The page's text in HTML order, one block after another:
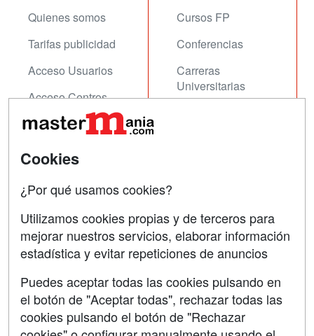
Quienes somos
Tarifas publicidad
Acceso Usuarios
Acceso Centros
Cursos FP
Conferencias
Carreras
Universitarias
Contactar
Copyleft
Grupo formazion:
Cookies
¿Por qué usamos cookies?
Utilizamos cookies propias y de terceros para
mejorar nuestros servicios, elaborar información
estadística y evitar repeticiones de anuncios
Puedes aceptar todas las cookies pulsando en
el botón de "Aceptar todas", rechazar todas las
cookies pulsando el botón de "Rechazar